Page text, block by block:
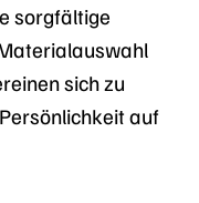
sorgfältige
sich zu
auf